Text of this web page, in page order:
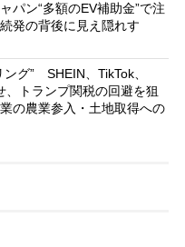
パン“多額のEV補助金”で注
発の背後に見え隠れす
グ” SHEIN、TikTok、
トランプ関税の回避を狙
の農業参入・土地取得への